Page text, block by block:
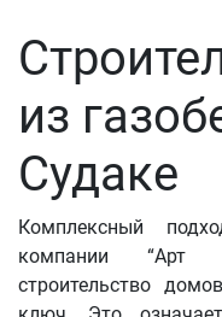
из
Судаке
Комплексный
компании “Арт
строительство